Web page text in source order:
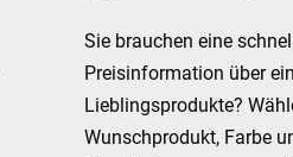
Sie brauchen eine
Preisinformation über
Lieblingsprodukte?
Wunschprodukt, Farbe